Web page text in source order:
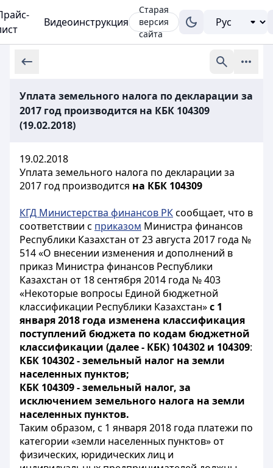
Видеоинструкция
Старая
версия
сайта
Уплата земельного налога по декларации за
2017 год производится на КБК 104309
(19.02.2018)
19.02.2018
Уплата земельного налога по декларации за
2017 год производится на КБК 104309
КГД Министерства финансов РКсообщает, что в
соответствии с приказом Министра финансов
Республики Казахстан от 23 августа 2017 года №
514 «О внесении изменения и дополнений в
приказ Министра финансов Республики
Казахстан от 18 сентября 2014 года № 403
«Некоторые вопросы Единой бюджетной
классификации Республики Казахстан»с 1
января 2018 года изменена классификация
поступлений бюджета по кодам бюджетной
классификации (далее - КБК) 104302 и 104309:
КБК 104302 - земельный налог на земли
населенных пунктов;
КБК 104309 - земельный налог, за
исключением земельного налога на земли
населенных пунктов.
Таким образом, с 1 января 2018 года платежи по
категории «земли населенных пунктов» от
физических, юридических лиц и